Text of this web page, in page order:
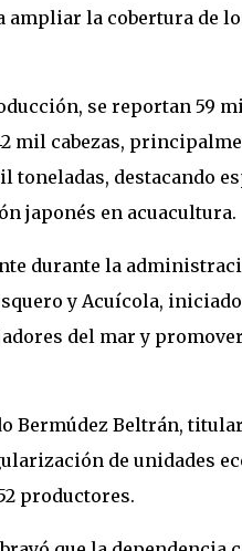
ampliar la cobertura de
se reportan 59
mil cabezas,
toneladas, destacando
japonés en acuacultura.
durante la
y Acuícola,
del mar y
Bermúdez Beltrán,
de unidades
productores.